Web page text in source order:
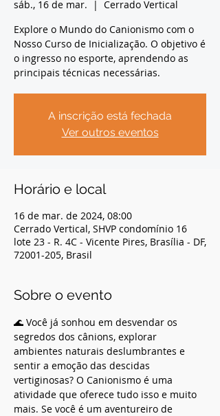
sáb., 16 de mar.
  |
Cerrado Vertical
Explore o Mundo do Canionismo com o
Nosso Curso de Inicialização. O objetivo é
o ingresso no esporte, aprendendo as
principais técnicas necessárias.
A inscrição está fechada
Ver outros eventos
Horário e local
16 de mar. de 2024, 08:00
Cerrado Vertical, SHVP condomínio 16
lote 23 - R. 4C - Vicente Pires, Brasília - DF,
72001-205, Brasil
Sobre o evento
🌊 Você já sonhou em desvendar os
segredos dos cânions, explorar
ambientes naturais deslumbrantes e
sentir a emoção das descidas
vertiginosas? O Canionismo é uma
atividade que oferece tudo isso e muito
mais. Se você é um aventureiro de